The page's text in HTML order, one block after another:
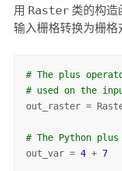
用 Raster类的构造
输入栅格转换为栅格
# The plus
# used on the
out_raster =
# The Python
out_var = 4 + 7